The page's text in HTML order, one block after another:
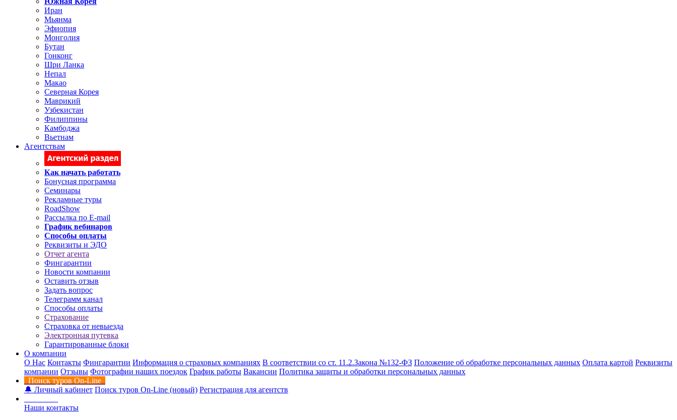
Иран
Мьянма
Эфиопия
Монголия
Бутан
Гонконг
Шри Ланка
Непал
Макао
Северная Корея
Маврикий
Узбекистан
Филиппины
Камбоджа
Вьетнам
Агентствам
Как начать работать
Бонусная программа
Семинары
Рекламные туры
RoadShow
Рассылка по E-mail
График вебинаров
Способы оплаты
Реквизиты и ЭДО
Отчет агента
Фингарантии
Новости компании
Оставить отзыв
Задать вопрос
Телеграмм канал
Способы оплаты
Страхование
Страховка от невыезда
Электронная путевка
Гарантированные блоки
О компании
О Нас Контакты Фингарантии Информация о страховых компаниях В соответствии со ст. 11.2.Закона №132-ФЗ Положение об обработке персональных данных Оплата картой Реквизиты
компании Отзывы Фотографии наших поездок График работы Вакансии Политика защиты и обработки персональных данных
Поиск туров On-Line
🔔 Личный кабинет Поиск туров On-Line (новый) Регистрация для агентств
Наши контакты